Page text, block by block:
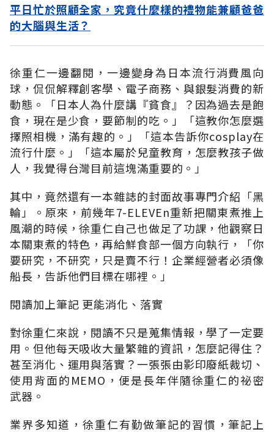
平日忙於照顧全家，究竟什麼樣的禮物能兼顧爸爸
的大腦與生活？
徐重仁一邊翻閱，一邊變身為日本流行消費風向
球，侃侃解釋創客學、電子商務、與銀髮消費的新
動態。「日本人為什麼講『貧食』？因為過去是飽
食，現在是少食，要節制的吃。」「這教你怎麼選
擇照相機，滿有趣的。」「這本告訴你cosplay在
流行什麼。」「這本屬於兒童教育，怎麼教孩子做
人，我覺得台灣目前這塊滿重要的。」
其中，竟然還有一本雜誌的封面故事專門介紹「黑
輪」。原來，前幾年7-ELEVEn重新把關東煮推上
風潮的時候，徐重仁自己也做足了功課，他觀察日
本關東煮的特色，再給鮮食部一個方向執行，「你
要研究，不研究，只是賣不行！企業經營者必須像
船長，告訴他們目標在哪裡。」
閱讀加上筆記 更能消化、落實
對徐重仁來說，閱讀不只是蒐集情報，學了一定要
用。但他每天吸收大量繁雜的資訊，怎麼記得住？
甚至消化、運用與落實？一張張由影印廢紙裁切、
使用背面的MEMO，便是長年伴隨徐重仁的祕密
武器。
業界多知道，徐重仁有勤做筆記的習慣，筆記上